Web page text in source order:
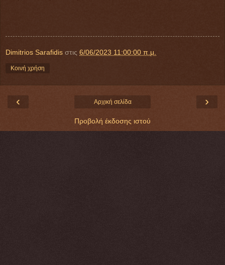
Dimitrios Sarafidis στις 6/06/2023 11:00:00 π.μ.
Κοινή χρήση
‹ ›
Αρχική σελίδα
Προβολή έκδοσης ιστού